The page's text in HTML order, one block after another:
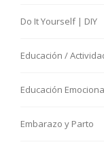
Do It Yourself | DIY
Educación /
Educación
Embarazo y Parto